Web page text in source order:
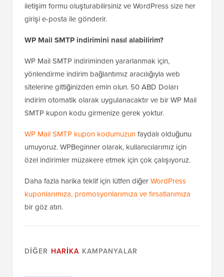
iletişim formu oluşturabilirsiniz ve WordPress size her
girişi e-posta ile gönderir.
WP Mail SMTP indirimini nasıl alabilirim?
WP Mail SMTP indiriminden yararlanmak için,
yönlendirme indirim bağlantımız aracılığıyla web
sitelerine gittiğinizden emin olun. 50 ABD Doları
indirim otomatik olarak uygulanacaktır ve bir WP Mail
SMTP kupon kodu girmenize gerek yoktur.
WP Mail SMTP kupon kodumuzunfaydalı olduğunu
umuyoruz. WPBeginner olarak, kullanıcılarımız için
özel indirimler müzakere etmek için çok çalışıyoruz.
Daha fazla harika teklif için lütfen diğerWordPress
kuponlarımıza, promosyonlarımıza ve fırsatlarımıza
bir göz atın.
DIĞER HARIKA KAMPANYALAR